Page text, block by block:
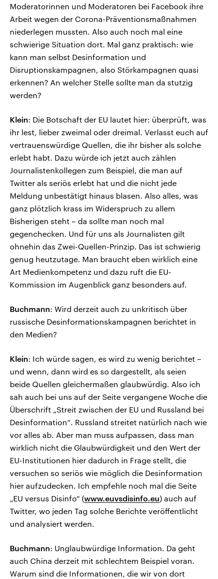
Moderatorinnen und Moderatoren bei Facebook ihre
Arbeit wegen der Corona-Präventionsmaßnahmen
niederlegen mussten. Also auch noch mal eine
schwierige Situation dort. Mal ganz praktisch: wie
kann man selbst Desinformation und
Disruptionskampagnen, also Störkampagnen quasi
erkennen? An welcher Stelle sollte man da stutzig
werden?
Klein: Die Botschaft der EU lautet hier: überprüft, was
ihr lest, lieber zweimal oder dreimal. Verlasst euch auf
vertrauenswürdige Quellen, die ihr bisher als solche
erlebt habt. Dazu würde ich jetzt auch zählen
Journalistenkollegen zum Beispiel, die man auf
Twitter als seriös erlebt hat und die nicht jede
Meldung unbestätigt hinaus blasen. Also alles, was
ganz plötzlich krass im Widerspruch zu allem
Bisherigen steht – da sollte man noch mal
gegenchecken. Und für uns als Journalisten gilt
ohnehin das Zwei-Quellen-Prinzip. Das ist schwierig
genug heutzutage. Man braucht eben wirklich eine
Art Medienkompetenz und dazu ruft die EU-
Kommission im Augenblick ganz besonders auf.
Buchmann: Wird derzeit auch zu unkritisch über
russische Desinformationskampagnen berichtet in
den Medien?
Klein: Ich würde sagen, es wird zu wenig berichtet –
und wenn, dann wird es so dargestellt, als seien
beide Quellen gleichermaßen glaubwürdig. Also ich
sah auch bei uns auf der Seite vergangene Woche die
Überschrift „Streit zwischen der EU und Russland bei
Desinformation“. Russland streitet natürlich nach wie
vor alles ab. Aber man muss aufpassen, dass man
wirklich nicht die Glaubwürdigkeit und den Wert der
EU-Institutionen hier dadurch in Frage stellt, die
versuchen so seriös wie möglich die Desinformation
hier aufzudecken. Ich empfehle noch mal die Seite
„EU versus Disinfo“ (www.euvsdisinfo.eu) auch auf
Twitter, wo jeden Tag solche Berichte veröffentlicht
und analysiert werden.
Buchmann: Unglaubwürdige Information. Da geht
auch China derzeit mit schlechtem Beispiel voran.
Warum sind die Informationen, die wir von dort